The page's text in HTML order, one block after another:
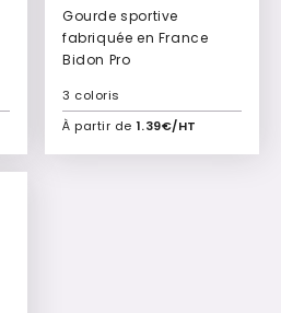
Gourde sportive
fabriquée en France
Bidon Pro
À partir de 1.39€/HT
3 coloris
Ajouter à mon devis